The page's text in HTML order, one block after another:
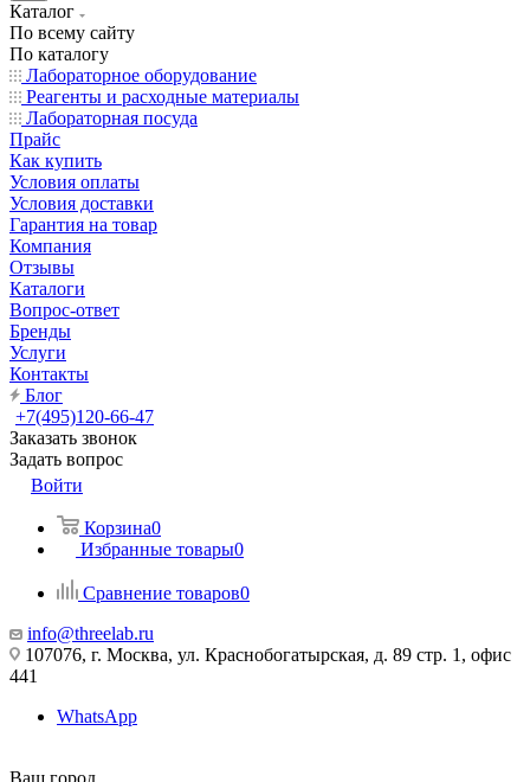
Каталог
По всему сайту
По каталогу
Лабораторное оборудование
Реагенты и расходные материалы
Лабораторная посуда
Прайс
Как купить
Условия оплаты
Условия доставки
Гарантия на товар
Компания
Отзывы
Каталоги
Вопрос-ответ
Бренды
Услуги
Контакты
Блог
+7(495)120-66-47
Заказать звонок
Задать вопрос
Войти
Корзина0
Избранные товары0
Сравнение товаров0
info@threelab.ru
107076, г. Москва, ул. Краснобогатырская, д. 89 стр. 1, офис
441
WhatsApp
Ваш город